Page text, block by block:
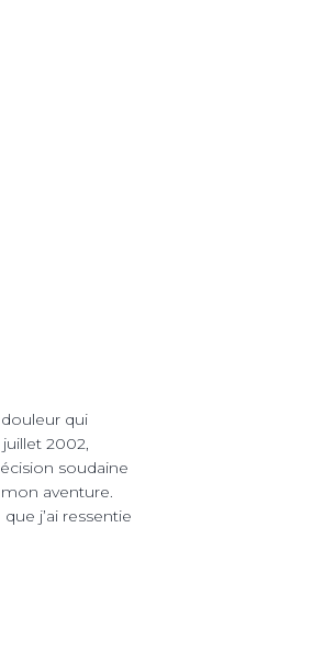
qui
2002,
soudaine
aventure.
j’ai ressentie